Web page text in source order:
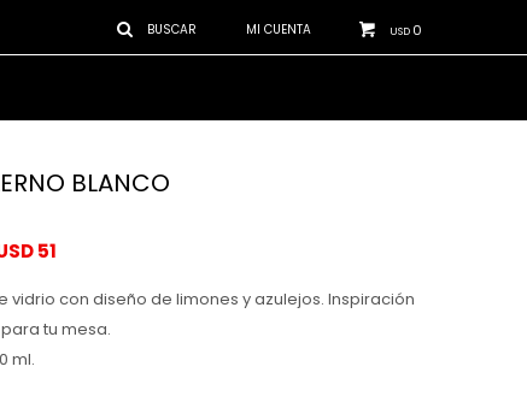
USD 0
BLANCO
51
vidrio con diseño de limones y azulejos. Inspiración
tu mesa.
ml.